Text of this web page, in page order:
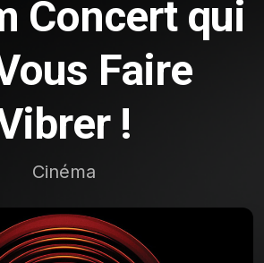
Concert qui
Faire
!
Cinéma